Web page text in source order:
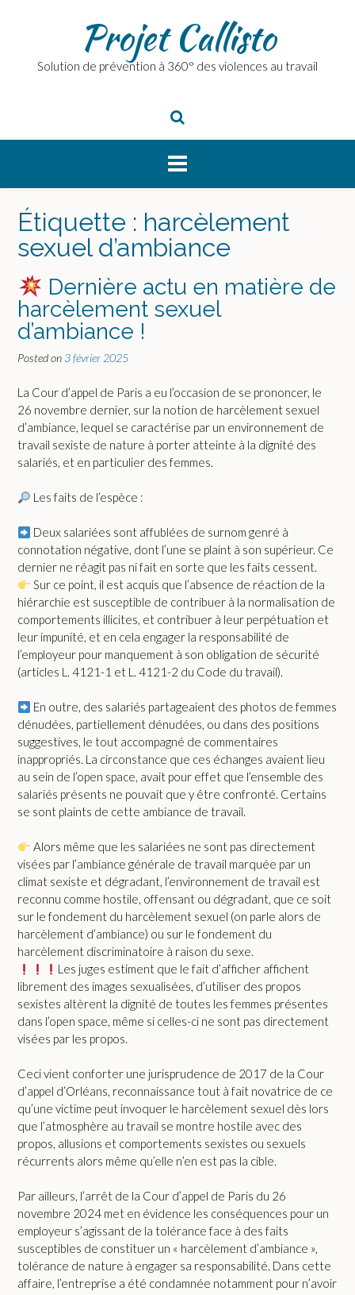
Projet Callisto
Solution de prévention à 360° des violences au travail
Étiquette : harcèlement
sexuel d’ambiance
Dernière actu en matière de
harcèlement sexuel
d’ambiance !
Posted on 3 février 2025
La Cour d’appel de Paris a eu l’occasion de se prononcer, le
26 novembre dernier, sur la notion de harcèlement sexuel
d’ambiance, lequel se caractérise par un environnement de
travail sexiste de nature à porter atteinte à la dignité des
salariés, et en particulier des femmes.
Les faits de l’espèce :
Deux salariées sont affublées de surnom genré à
connotation négative, dont l’une se plaint à son supérieur. Ce
dernier ne réagit pas ni fait en sorte que les faits cessent.
Sur ce point, il est acquis que l’absence de réaction de la
hiérarchie est susceptible de contribuer à la normalisation de
comportements illicites, et contribuer à leur perpétuation et
leur impunité, et en cela engager la responsabilité de
l’employeur pour manquement à son obligation de sécurité
(articles L. 4121-1 et L. 4121-2 du Code du travail).
En outre, des salariés partageaient des photos de femmes
dénudées, partiellement dénudées, ou dans des positions
suggestives, le tout accompagné de commentaires
inappropriés. La circonstance que ces échanges avaient lieu
au sein de l’open space, avait pour effet que l’ensemble des
salariés présents ne pouvait que y être confronté. Certains
se sont plaints de cette ambiance de travail.
Alors même que les salariées ne sont pas directement
visées par l’ambiance générale de travail marquée par un
climat sexiste et dégradant, l’environnement de travail est
reconnu comme hostile, offensant ou dégradant, que ce soit
sur le fondement du harcèlement sexuel (on parle alors de
harcèlement d’ambiance) ou sur le fondement du
harcèlement discriminatoire à raison du sexe.
Les juges estiment que le fait d’afficher affichent
librement des images sexualisées, d’utiliser des propos
sexistes altèrent la dignité de toutes les femmes présentes
dans l’open space, même si celles-ci ne sont pas directement
visées par les propos.
Ceci vient conforter une jurisprudence de 2017 de la Cour
d’appel d’Orléans, reconnaissance tout à fait novatrice de ce
qu’une victime peut invoquer le harcèlement sexuel dès lors
que l’atmosphère au travail se montre hostile avec des
propos, allusions et comportements sexistes ou sexuels
récurrents alors même qu’elle n’en est pas la cible.
Par ailleurs, l’arrêt de la Cour d’appel de Paris du 26
novembre 2024 met en évidence les conséquences pour un
employeur s’agissant de la tolérance face à des faits
susceptibles de constituer un « harcèlement d’ambiance »,
tolérance de nature à engager sa responsabilité. Dans cette
affaire, l’entreprise a été condamnée notamment pour n’avoir